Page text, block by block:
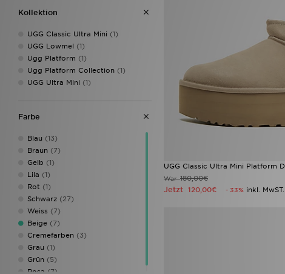
Kollektion
UGG Classic Ultra Mini (1)
UGG Lowmel (1)
Ugg Platform (1)
Ugg Platform Collection (1)
UGG Ultra Mini (1)
Farbe
Blau (13)
Braun (7)
Gelb (1)
Lila (1)
Rot (1)
Schwarz (27)
Weiss (7)
Beige (7)
Cremefarben (3)
Grau (1)
Grün (5)
Rosa (7)
UGG Classic Ultra Mini Platform
War180,00€
Jetzt 120,00€ - 33% inkl. MwST.